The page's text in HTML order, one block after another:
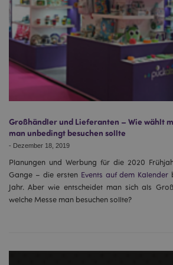
Großhändler und Lieferanten – Wie wählt
man unbedingt besuchen sollte
- Dezember 18, 2019
Planungen und Werbung für die 2020
Gange – die ersten Events auf dem Kalender
Jahr. Aber wie entscheidet man sich als
welche Messe man besuchen sollte?
mage-cache-storage-section-
invalidation
PHPSESSID
Datenschutzbestimmungen von Google